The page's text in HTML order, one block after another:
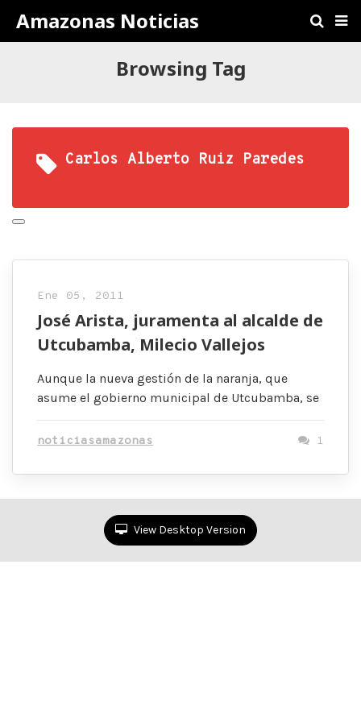
Amazonas Noticias
Browsing Tag
Carlos Alberto Ruiz Paredes
Ene 05, 2011
José Arista, juramenta al alcalde de
Utcubamba, Milecio Vallejos
Aunque la nueva gestión de la naranja, que
asume el gobierno municipal de Utcubamba, se
noticiasamazonas 1
View Desktop Version